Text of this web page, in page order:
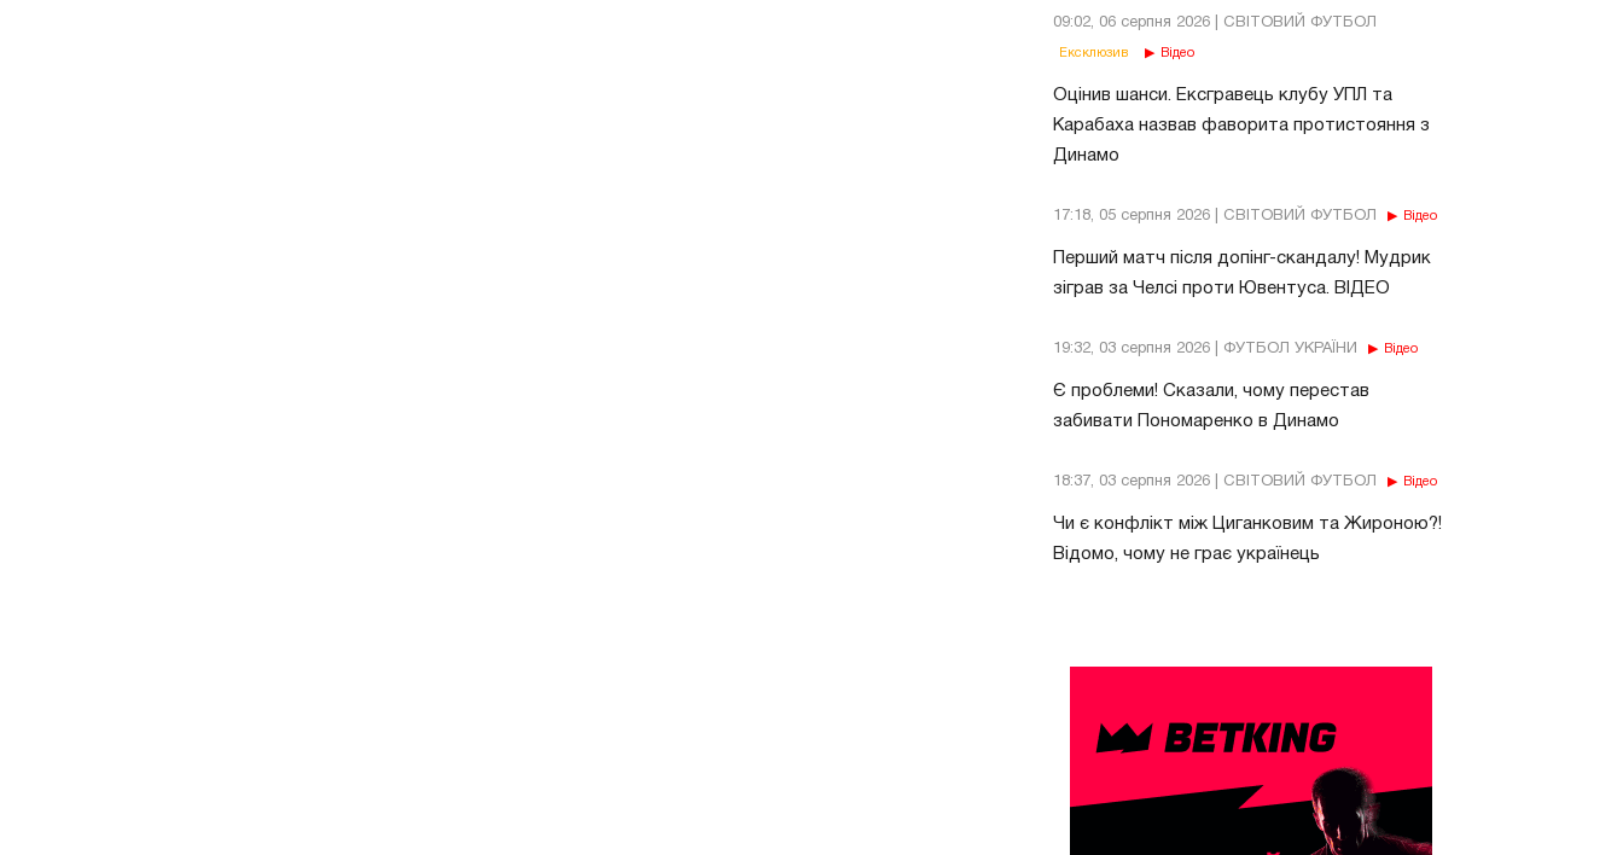
09:02, 06 серпня 2026 | СВІТОВИЙ ФУТБОЛ
Ексклюзив Відео
Оцінив шанси. Ексгравець клубу УПЛ та
Карабаха назвав фаворита протистояння з
Динамо
17:18, 05 серпня 2026 | СВІТОВИЙ ФУТБОЛ Відео
Перший матч після допінг-скандалу! Мудрик
зіграв за Челсі проти Ювентуса. ВІДЕО
19:32, 03 серпня 2026 | ФУТБОЛ УКРАЇНИ Відео
Є проблеми! Сказали, чому перестав
забивати Пономаренко в Динамо
18:37, 03 серпня 2026 | СВІТОВИЙ ФУТБОЛ Відео
Чи є конфлікт між Циганковим та Жироною?!
Відомо, чому не грає українець